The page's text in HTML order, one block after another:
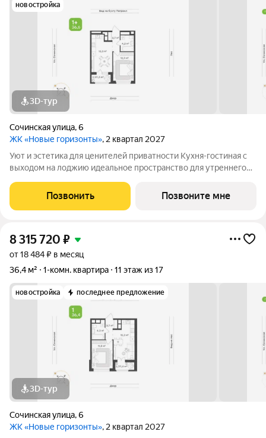
новостройка
3D-тур
Сочинская улица,6
ЖК «Новые горизонты», 2 квартал 2027
Уют и эстетика для ценителей приватности Кухня-гостиная с
выходом на лоджию идеальное пространство для утреннего
спроектирована с учётом эргономики и уюта. Выделенное
место под систему хранения
Позвонить Позвоните мне
8 315 720 ₽
от 18 484 ₽ в месяц
36,4 м²
1-комн. квартира 11 этаж из 17
новостройка последнее предложение
3D-тур
Сочинская улица,6
ЖК «Новые горизонты», 2 квартал 2027